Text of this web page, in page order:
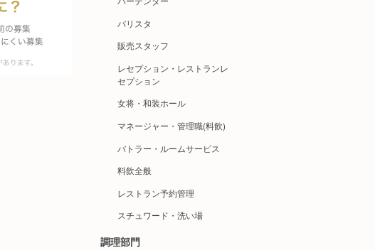
バリスタ
販売スタッフ
レセプション・レストランレ
セプション
女将・和装ホール
マネージャー・管理職(料飲)
バトラー・ルームサービス
料飲全般
レストラン予約管理
スチュワード・洗い場
調理部門